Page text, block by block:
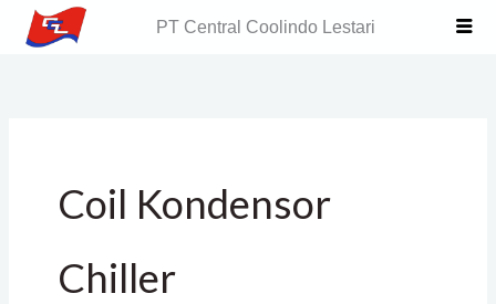
PT Central Coolindo Lestari
Coil Kondensor
Chiller